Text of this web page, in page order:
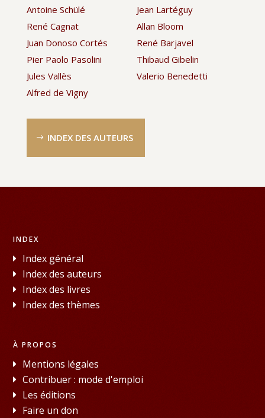
Antoine Schülé
René Cagnat
Juan Donoso Cortés
Pier Paolo Pasolini
Jules Vallès
Alfred de Vigny
Jean Lartéguy
Allan Bloom
René Barjavel
Thibaud Gibelin
Valerio Benedetti
INDEX DES AUTEURS
INDEX
Index général
Index des auteurs
Index des livres
Index des thèmes
À PROPOS
Mentions légales
Contribuer : mode d'emploi
Les éditions
Faire un don